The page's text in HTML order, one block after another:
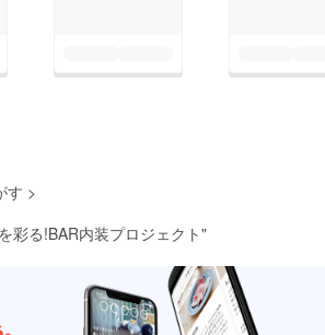
す >
彩る!BAR内装プロジェクト"